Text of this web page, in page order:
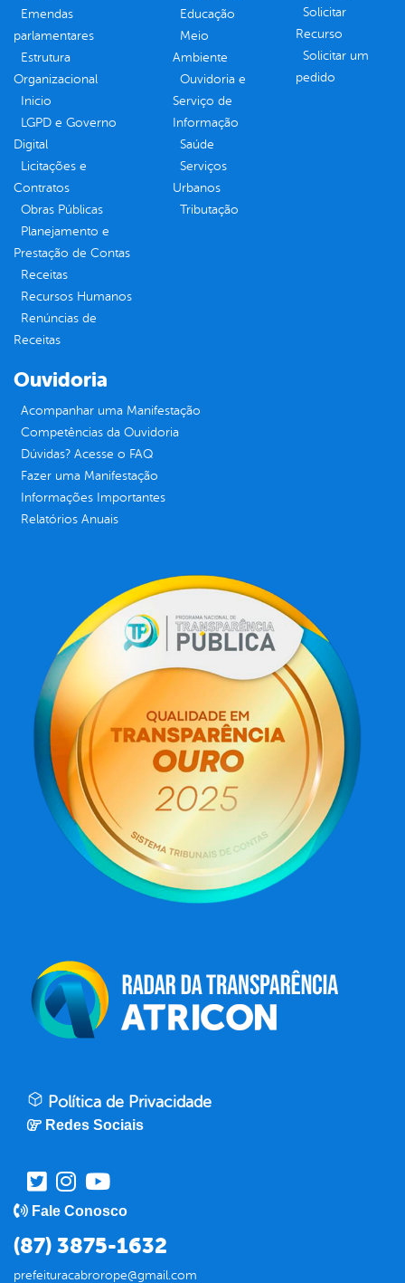
Emendas
parlamentares
Estrutura
Organizacional
Inicio
LGPD e Governo
Digital
Licitações e
Contratos
Obras Públicas
Planejamento e
Prestação de Contas
Receitas
Recursos Humanos
Renúncias de
Receitas
Educação
Meio
Ambiente
Ouvidoria e
Serviço de
Informação
Saúde
Serviços
Urbanos
Tributação
Solicitar
Recurso
Solicitar um
pedido
Ouvidoria
Acompanhar uma Manifestação
Competências da Ouvidoria
Dúvidas? Acesse o FAQ
Fazer uma Manifestação
Informações Importantes
Relatórios Anuais
Política de Privacidade
Redes Sociais
Fale Conosco
(87) 3875-1632
prefeituracabrorope@gmail.com